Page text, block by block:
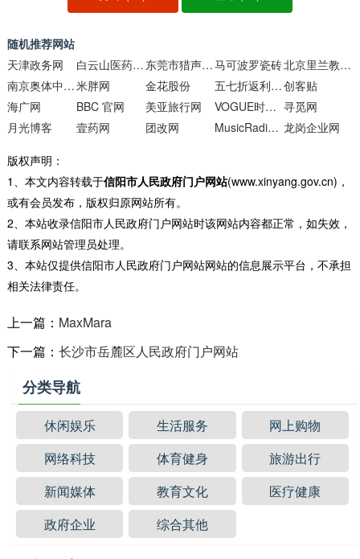
随机推荐网站
天津政务网
白云山医药销售 东莞市猎声电子科技马可波罗瓷砖
北京里兰教育科技
南京奥体中心官网米胖网 金花股份 五七折返利网值得买频道创客贴
海广网
BBC 官网 美亚旅行网 VOGUE时尚网 寻觅网
月光博客
壹药网 团改网 MusicRadio音乐之声 龙岗企业网
版权声明：
1、本文内容转载于信阳市人民政府门户网站(www.xinyang.gov.cn)，
或有会员发布，版权归原网站所有。
2、本站收录信阳市人民政府门户网站时该网站内容都正常，如失效，
请联系网站管理员处理。
3、本站仅提供信阳市人民政府门户网站网站的信息展示平台，不承担
相关法律责任。
上一篇： MaxMara
下一篇： 长沙市岳麓区人民政府门户网站
分类导航
休闲娱乐 生活服务
网上购物
网络科技
体育健身
旅游出行
新闻媒体
教育文化
医疗健康
政府企业
综合其他